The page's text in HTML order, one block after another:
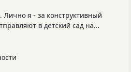
Лично я - за конструктивный
в детский сад на...